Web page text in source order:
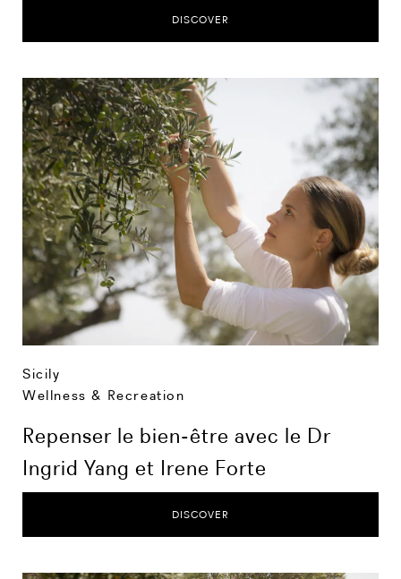
DISCOVER
Sicily
Wellness & Recreation
Repenser le bien-être avec le Dr
Ingrid Yang et Irene Forte
DISCOVER